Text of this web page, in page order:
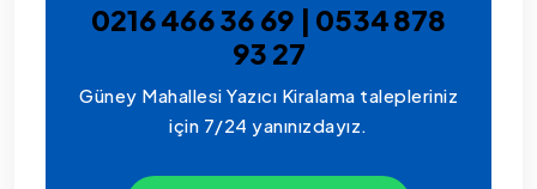
0216 466 36 69 | 0534 878
93 27
Güney Mahallesi Yazıcı Kiralama talepleriniz
için 7/24 yanınızdayız.